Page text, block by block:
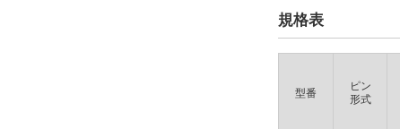
規格表
型番
ピン
形式